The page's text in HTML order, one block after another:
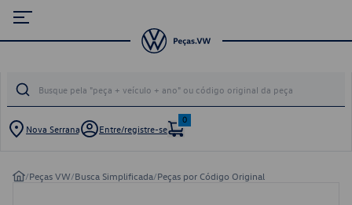
Nova Serrana Entre/registre-se
0
/Peças VW/Busca Simplificada/Peças por Código Original